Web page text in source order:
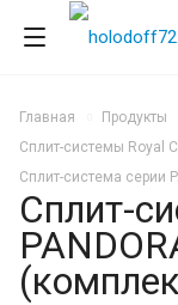
Главная Продукты
Сплит-системы Royal
Сплит-система серии
Сплит-